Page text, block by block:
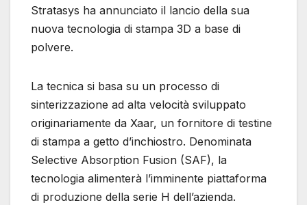
Stratasys ha annunciato il lancio della sua
nuova tecnologia di stampa 3D a base di
polvere.
La tecnica si basa su un processo di
sinterizzazione ad alta velocità sviluppato
originariamente da Xaar, un fornitore di testine
di stampa a getto d’inchiostro. Denominata
Selective Absorption Fusion (SAF), la
tecnologia alimenterà l’imminente piattaforma
di produzione della serie H dell’azienda.